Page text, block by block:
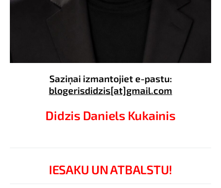
Saziņai izmantojiet e-pastu:
blogerisdidzis[at]gmail.com
Didzis Daniels Kukainis
IESAKU UN ATBALSTU!